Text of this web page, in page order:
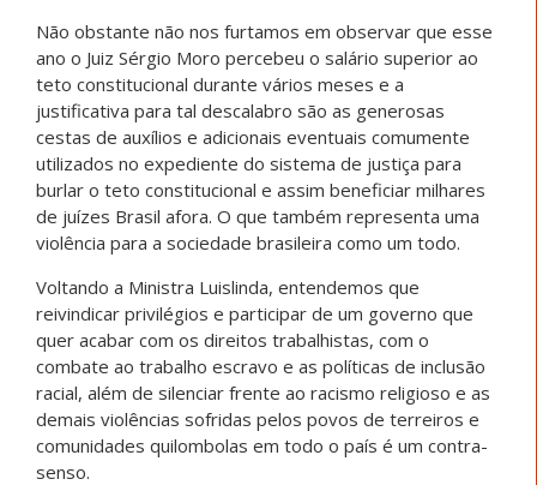
Não obstante não nos furtamos em observar que esse
ano o Juiz Sérgio Moro percebeu o salário superior ao
teto constitucional durante vários meses e a
justificativa para tal descalabro são as generosas
cestas de auxílios e adicionais eventuais comumente
utilizados no expediente do sistema de justiça para
burlar o teto constitucional e assim beneficiar milhares
de juízes Brasil afora. O que também representa uma
violência para a sociedade brasileira como um todo.
Voltando a Ministra Luislinda, entendemos que
reivindicar privilégios e participar de um governo que
quer acabar com os direitos trabalhistas, com o
combate ao trabalho escravo e as políticas de inclusão
racial, além de silenciar frente ao racismo religioso e as
demais violências sofridas pelos povos de terreiros e
comunidades quilombolas em todo o país é um contra-
senso.